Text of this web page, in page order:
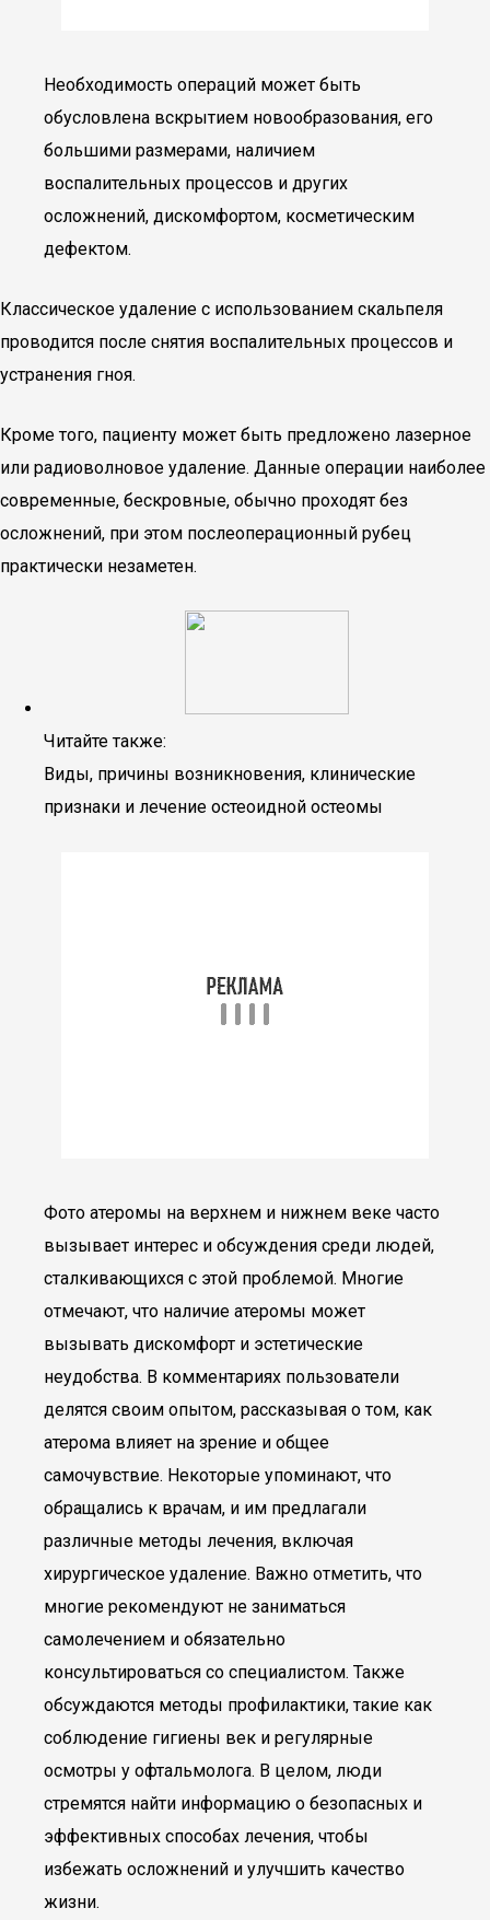
Необходимость операций может быть
обусловлена вскрытием новообразования, его
большими размерами, наличием
воспалительных процессов и других
осложнений, дискомфортом, косметическим
дефектом.
Классическое удаление с использованием скальпеля
проводится после снятия воспалительных процессов и
устранения гноя.
Кроме того, пациенту может быть предложено лазерное
или радиоволновое удаление. Данные операции наиболее
современные, бескровные, обычно проходят без
осложнений, при этом послеоперационный рубец
практически незаметен.
Читайте также:
Виды, причины возникновения, клинические
признаки и лечение остеоидной остеомы
Фото атеромы на верхнем и нижнем веке часто
вызывает интерес и обсуждения среди людей,
сталкивающихся с этой проблемой. Многие
отмечают, что наличие атеромы может
вызывать дискомфорт и эстетические
неудобства. В комментариях пользователи
делятся своим опытом, рассказывая о том, как
атерома влияет на зрение и общее
самочувствие. Некоторые упоминают, что
обращались к врачам, и им предлагали
различные методы лечения, включая
хирургическое удаление. Важно отметить, что
многие рекомендуют не заниматься
самолечением и обязательно
консультироваться со специалистом. Также
обсуждаются методы профилактики, такие как
соблюдение гигиены век и регулярные
осмотры у офтальмолога. В целом, люди
стремятся найти информацию о безопасных и
эффективных способах лечения, чтобы
избежать осложнений и улучшить качество
жизни.